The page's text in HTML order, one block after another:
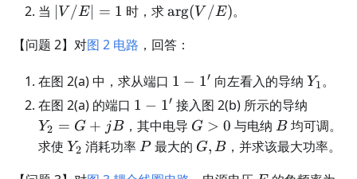
当 |V/E|=1
V /E = 1 时，求\arg(V/E)
arg(V /E)。
【问题 2】对图 2 电路 ，回答：
在图 2(a) 中，求从端口 1-
1'
1 − 1′ 向左看入的导纳 Y_1
Y1。
在图 2(a) 的端口 1-
1'
1 − 1′ 接入图 2(b) 所示的导纳
Y2 = G + jB，其中电导 G>0
G > 0 与电纳B
B 均可调。
求使 Y_2
Y2 消耗功率P
P最大的 G,B
G, B ，并求该最大功率。